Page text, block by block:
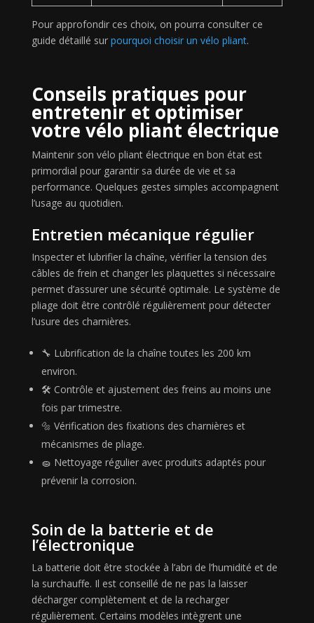
Pour approfondir ces choix, on pourra consulter ce
guide détaillé sur pourquoi choisir un vélo pliant.
Conseils pratiques pour
entretenir et optimiser
votre vélo pliant électrique
Maintenir son vélo pliant électrique en bon état est
primordial pour garantir sa durée de vie et sa
performance. Quelques gestes simples accompagnent
l’usage au quotidien.
Entretien mécanique régulier
Inspecter et lubrifier la chaîne, vérifier la tension des
câbles de frein et changer les plaquettes si nécessaire
permet d’assurer une sécurité optimale. Le système de
pliage doit être contrôlé régulièrement pour détecter
l’usure des charnières.
🔧 Lubrification de la chaîne toutes les 200 km
environ.
🛠 Contrôle et ajustement des freins au moins une
fois par trimestre.
🔩 Vérification des fixations des charnières et
mécanismes de pliage.
🧽 Nettoyage régulier avec produits adaptés pour
prévenir la corrosion.
Soin de la batterie et de
l’électronique
La batterie doit être stockée à l’abri de l’humidité et de
la surchauffe. Il est conseillé de ne pas la laisser
décharger complètement et de la recharger
régulièrement. Certains modèles intègrent une